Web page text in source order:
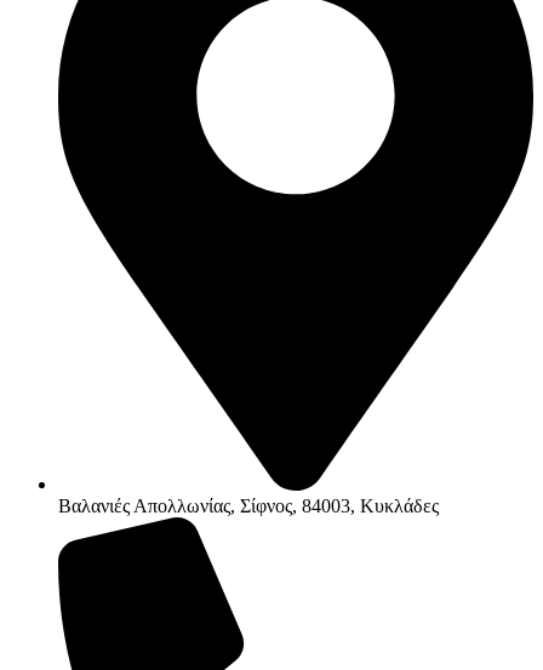
Βαλανιές Απολλωνίας, Σίφνος, 84003, Κυκλάδες